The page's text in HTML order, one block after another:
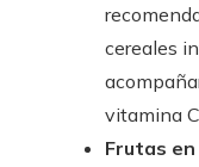
cereales
vitamina C.
Frutas